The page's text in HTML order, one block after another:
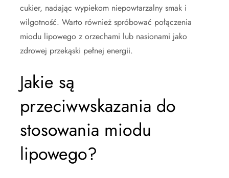
cukier, nadając wypiekom niepowtarzalny smak i
wilgotność. Warto również spróbować połączenia
miodu lipowego z orzechami lub nasionami jako
zdrowej przekąski pełnej energii.
Jakie są
przeciwwskazania do
stosowania miodu
lipowego?